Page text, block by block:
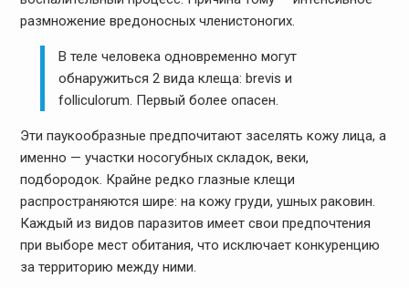
размножение вредоносных членистоногих.
В теле человека одновременно могут
обнаружиться 2 вида клеща: brevis и
folliculorum. Первый более опасен.
Эти паукообразные предпочитают заселять кожу лица, а
именно — участки носогубных складок, веки,
подбородок. Крайне редко глазные клещи
распространяются шире: на кожу груди, ушных раковин.
Каждый из видов паразитов имеет свои предпочтения
при выборе мест обитания, что исключает конкуренцию
за территорию между ними.